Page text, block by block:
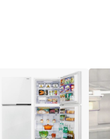
計算將排除訂
達盛通生活
期推出精選、